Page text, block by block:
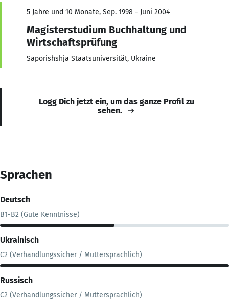
5 Jahre und 10 Monate, Sep. 1998 - Juni 2004
Magisterstudium Buchhaltung und
Wirtschaftsprüfung
Saporishshja Staatsuniversität, Ukraine
Logg Dich jetzt ein, um das ganze Profil zu
sehen.
Sprachen
Deutsch
B1-B2 (Gute Kenntnisse)
Ukrainisch
C2 (Verhandlungssicher / Muttersprachlich)
Russisch
C2 (Verhandlungssicher / Muttersprachlich)